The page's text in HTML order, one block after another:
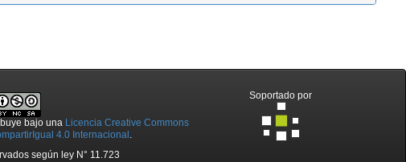
bajo una Licencia Creative Commons
4.0 Internacional .
según ley N° 11.723
Soportado por